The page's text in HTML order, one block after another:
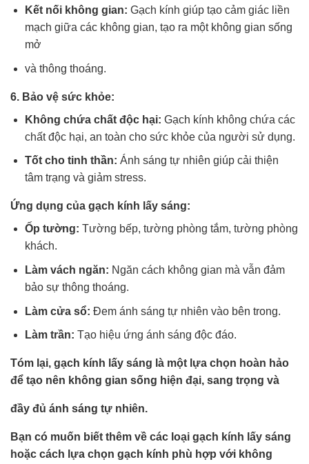
Kết nối không gian: Gạch kính giúp tạo cảm giác liền
mạch giữa các không gian, tạo ra một không gian sống
mở
và thông thoáng.
6. Bảo vệ sức khỏe:
Không chứa chất độc hại: Gạch kính không chứa các
chất độc hại, an toàn cho sức khỏe của người sử dụng.
Tốt cho tinh thần: Ánh sáng tự nhiên giúp cải thiện
tâm trạng và giảm stress.
Ứng dụng của gạch kính lấy sáng:
Ốp tường: Tường bếp, tường phòng tắm, tường phòng
khách.
Làm vách ngăn: Ngăn cách không gian mà vẫn đảm
bảo sự thông thoáng.
Làm cửa sổ: Đem ánh sáng tự nhiên vào bên trong.
Làm trần: Tạo hiệu ứng ánh sáng độc đáo.
Tóm lại, gạch kính lấy sáng là một lựa chọn hoàn hảo
để tạo nên không gian sống hiện đại, sang trọng và
đầy đủ ánh sáng tự nhiên.
Bạn có muốn biết thêm về các loại gạch kính lấy sáng
hoặc cách lựa chọn gạch kính phù hợp với không